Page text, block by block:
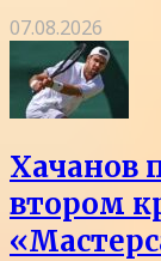
07.08.2026
Хачанов
втором